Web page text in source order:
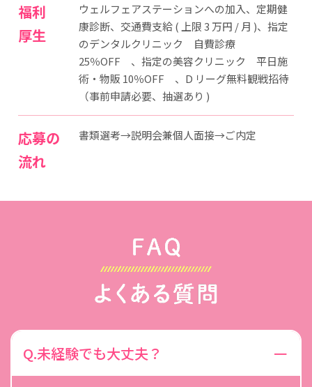
福利
厚生
ウェルフェアステーションへの加入、定期健
康診断、交通費支給 ( 上限 3 万円 / 月 )、指定
のデンタルクリニック 自費診療
25％OFF 、指定の美容クリニック 平日施
術・物販 10％OFF 、D リーグ無料観戦招待
（事前申請必要、抽選あり )
応募の
流れ
書類選考→説明会兼個人面接→ご内定
FAQ よくある質問
Q.未経験でも大丈夫？